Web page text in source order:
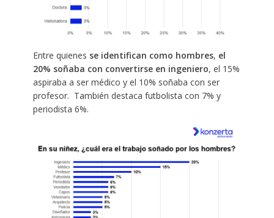
Entre quienes se identifican como hombres, el
20% soñaba con convertirse en ingeniero, el 15%
aspiraba a ser médico y el 10% soñaba con ser
profesor. También destaca futbolista con 7% y
periodista 6%.